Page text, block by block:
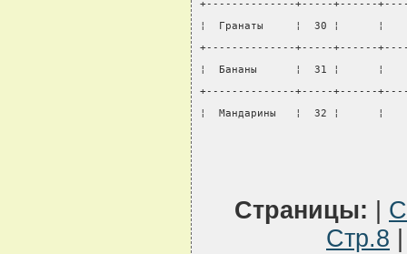
+--------------+-----+------
¦  Гранаты     ¦  30 ¦
+--------------+-----+------
¦  Бананы      ¦  31 ¦
+--------------+-----+------
¦  Мандарины   ¦  32 ¦
Страницы:
Стр.8